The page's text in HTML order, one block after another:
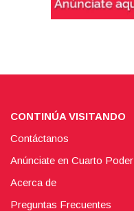
CONTINÚA VISITANDO
Contáctanos
Anúnciate en Cuarto Poder
Acerca de
Preguntas Frecuentes